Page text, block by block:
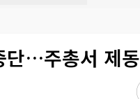
단…주총서 제동